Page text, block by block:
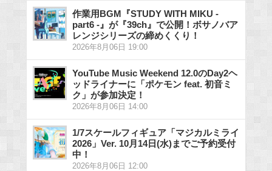
作業用BGM『STUDY WITH MIKU -
part6 -』が『39ch』で公開！ボサノバア
レンジシリーズの締めくくり！
2026年8月06日 19:00
YouTube Music Weekend 12.0のDay2ヘ
ッドライナーに「ポケモン feat. 初音ミ
ク」が参加決定！
2026年8月06日 14:00
1/7スケールフィギュア「マジカルミライ
2026」Ver. 10月14日(水)までご予約受付
中！
2026年8月06日 12:00